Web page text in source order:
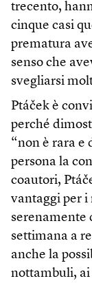
trecento,
cinque casi
prematura
senso che
svegliarsi
Ptáček è
perché
“non è rara e
persona la
coautori,
vantaggi per
serenamente
settimana a
anche la
nottambuli, ai